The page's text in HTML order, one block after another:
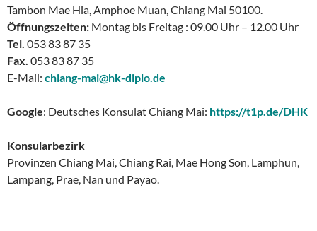
Tambon Mae Hia, Amphoe Muan, Chiang Mai 50100.
Öffnungszeiten: Montag bis Freitag : 09.00 Uhr – 12.00 Uhr
Tel. 053 83 87 35
Fax. 053 83 87 35
E-Mail: chiang-mai@hk-diplo.de
Google: Deutsches Konsulat Chiang Mai: https://t1p.de/DHK
Konsularbezirk
Provinzen Chiang Mai, Chiang Rai, Mae Hong Son, Lamphun,
Lampang, Prae, Nan und Payao.